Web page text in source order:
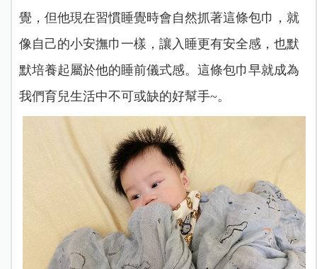
覺，但他現在習慣睡覺時會自然抓著這條包巾，就
像自己的小安撫巾一樣，讓入睡更有安全感，也默
默培養起屬於他的睡前儀式感。這條包巾早就成為
我們育兒生活中不可或缺的好幫手~。